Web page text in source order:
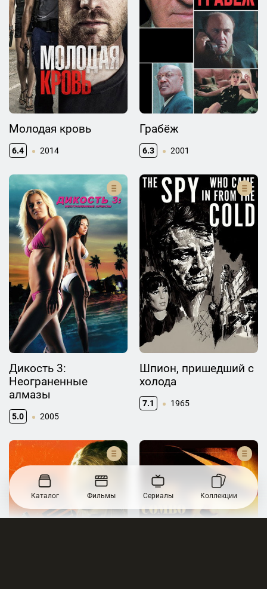
Молодая кровь
6.4 2014
Грабёж
6.3 2001
Дикость 3:
Неограненные
алмазы
5.0 2005
Шпион, пришедший с
холода
7.1 1965
Каталог Фильмы Сериалы Коллекции